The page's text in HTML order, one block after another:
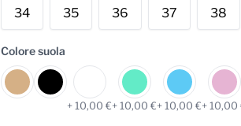
34 35 36 37 38
Colore suola
+ 10,00 €+ 10,00 €+ 10,00 €+ 10,00